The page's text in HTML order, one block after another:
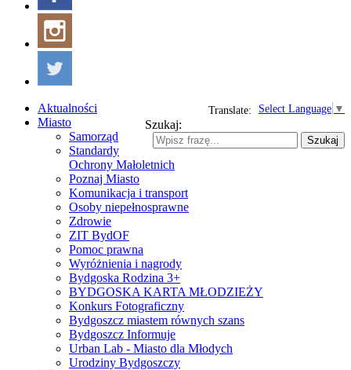
Select Language ▼
Translate:
Szukaj:
Szukaj
Aktualności
Miasto
Samorząd
Standardy
Ochrony Małoletnich
Poznaj Miasto
Komunikacja i transport
Osoby niepełnosprawne
Zdrowie
ZIT BydOF
Pomoc prawna
Wyróżnienia i nagrody
Bydgoska Rodzina 3+
BYDGOSKA KARTA MŁODZIEŻY
Konkurs Fotograficzny
Bydgoszcz miastem równych szans
Bydgoszcz Informuje
Urban Lab - Miasto dla Młodych
Urodziny Bydgoszczy